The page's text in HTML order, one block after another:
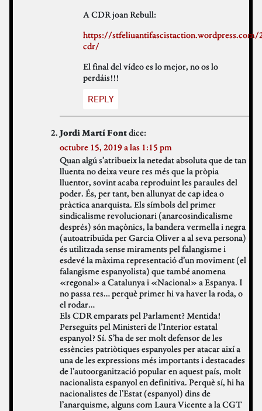
A CDR joan Rebull:
https://
cdr/
El final del vídeo es lo mejor, no os lo
perdáis!!!
REPLY
Jordi Martí Fontdice:
octubre 15, 2019 a las 1:15 pm
Quan algú s’atribueix la netedat absoluta que de tan
lluenta no deixa veure res més que la pròpia
lluentor, sovint acaba reproduint les paraules del
poder. És, per tant, ben allunyat de cap idea o
pràctica anarquista. Els símbols del primer
sindicalisme revolucionari (anarcosindicalisme
després) són maçònics, la bandera vermella i negra
(autoatribuïda per Garcia Oliver a al seva persona)
és utilitzada sense miraments pel falangisme i
esdevé la màxima representació d’un moviment (el
falangisme espanyolista) que també anomena
«regonal» a Catalunya i «Nacional» a Espanya. I
no passa res… perquè primer hi va haver la roda, o
el rodar…
Els CDR emparats pel Parlament? Mentida!
Perseguits pel Ministeri de l’Interior estatal
espanyol? Sí. S’ha de ser molt defensor de les
essències patriòtiques espanyoles per atacar així a
una de les expressions més importants i destacades
de l’autoorganització popular en aquest país, molt
nacionalista espanyol en definitiva. Perquè sí, hi ha
nacionalistes de l’Estat (espanyol) dins de
l’anarquisme, alguns com Laura Vicente a la CGT